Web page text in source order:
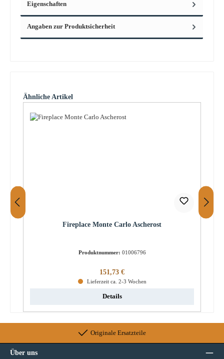
Eigenschaften
Angaben zur Produktsicherheit
Produktgalerie überspringen
Ähnliche Artikel
Fireplace Monte Carlo Ascherost
Produktnummer: 01006796
Regulärer Preis:
151,73 €
Lieferzeit ca. 2-3 Wochen
Details
Originale Ersatzteile
Über uns